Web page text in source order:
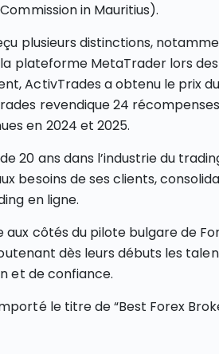
in Mauritius).
plusieurs distinctions,
plateforme MetaTrader lors
ActivTrades a obtenu le prix
revendique 24
en 2024 et 2025.
20 ans dans l’industrie du
besoins de ses clients,
en ligne.
aux côtés du pilote bulgare de
dès leurs débuts les
et de confiance.
le titre de “Best Forex